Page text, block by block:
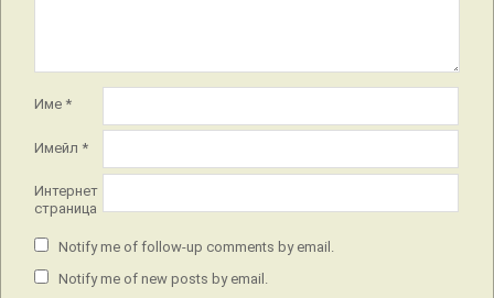
Име *
Имейл *
Интернет
страница
Notify me of follow-up comments by email.
Notify me of new posts by email.